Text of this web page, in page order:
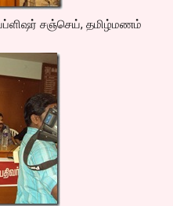
சஞ்செய், தமிழ்மணம்